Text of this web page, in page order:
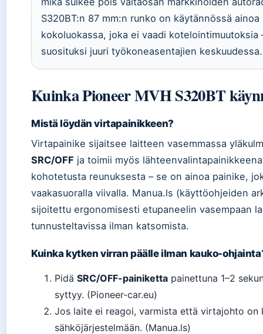
S320BT:n 87 mm:n runko on käytännössä
kokoluokassa, joka ei vaadi kotelointimuutoksia
suosituksi juuri työkoneasentajien keskuudessa.
Kuinka Pioneer MVH S320BT
Mistä löydän virtapainikkeen?
Virtapainike sijaitsee laitteen vasemmassa
SRC/OFF ja toimii myös
kohotetusta reunuksesta – se on ainoa painike,
vaakasuoralla viivalla. Manua.ls (käyttöohjeiden
sijoitettu ergonomisesti etupaneelin vasempaan
tunnusteltavissa ilman katsomista.
Kuinka kytken virran päälle ilman kauko-
Pidä SRC/OFF-painiketta painettuna 1–2
syttyy. (Pioneer-car.eu)
Jos laite ei reagoi, varmista että virtajohto
sähköjärjestelmään. (Manua.ls)